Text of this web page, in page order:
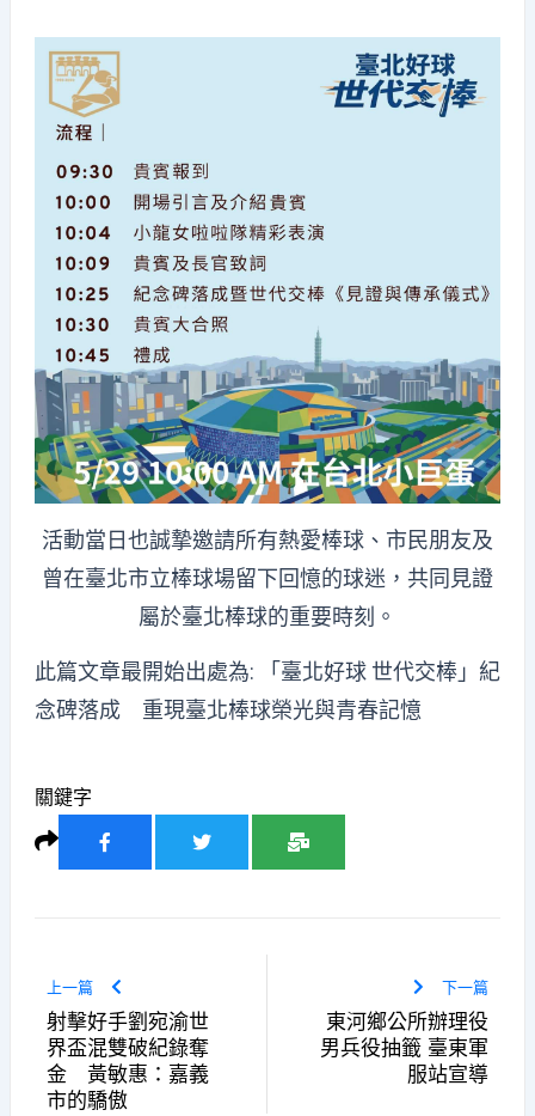
活動當日也誠摯邀請所有熱愛棒球、市民朋友及
曾在臺北市立棒球場留下回憶的球迷，共同見證
屬於臺北棒球的重要時刻。
此篇文章最開始出處為:
「臺北好球 世代交棒」紀
念碑落成 重現臺北棒球榮光與青春記憶
關鍵字
上一篇
射擊好手劉宛渝世
界盃混雙破紀錄奪
金 黃敏惠：嘉義
市的驕傲
下一篇
東河鄉公所辦理役
男兵役抽籤 臺東軍
服站宣導